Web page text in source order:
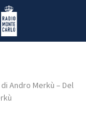
Radio Monte Carlo
Andro Merkù – Del